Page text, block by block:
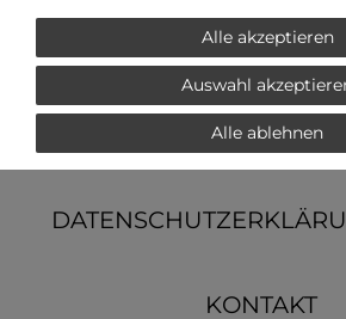
IMPRESSUM
KONTAKT
Alle akzeptieren
Auswahl
Alle ablehnen